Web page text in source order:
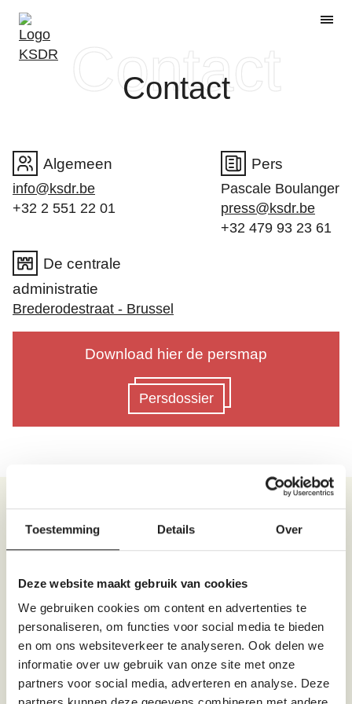
Toestemming Details Over
Deze website maakt gebruik van cookies
We gebruiken cookies om content en advertenties te
personaliseren, om functies voor social media te bieden
en om ons websiteverkeer te analyseren. Ook delen we
informatie over uw gebruik van onze site met onze
partners voor social media, adverteren en analyse. Deze
Skip to
main
content
Contact
Algemeen
info@ksdr.be
+32 2 551 22 01
Pers
Pascale Boulanger
press@ksdr.be
+32 479 93 23 61
De centrale
administratie
Brederodestraat - Brussel
Download hier de persmap
Persdossier
Contactformulier
Voor verdere vragen of opmerkingen, vul gerust het
Voornaam*
Familienaam